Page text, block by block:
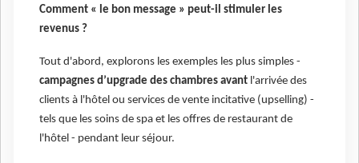
Comment « le bon message » peut-il stimuler les
revenus ?
Tout d'abord, explorons les exemples les plus simples -
campagnes d’upgrade des chambres avant l'arrivée des
clients à l'hôtel ou services de vente incitative (upselling) -
tels que les soins de spa et les offres de restaurant de
l'hôtel - pendant leur séjour.